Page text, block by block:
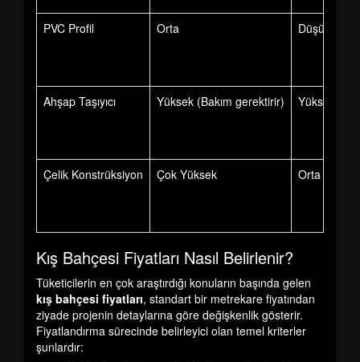
PVC Profil Orta Düşük
Ahşap Taşıyıcı Yüksek (Bakım gerektirir) Yüksek
Çelik Konstrüksiyon Çok Yüksek Orta
Kış Bahçesi Fiyatları Nasıl Belirlenir?
Tüketicilerin en çok araştırdığı konuların başında gelen
kış bahçesi fiyatları, standart bir metrekare fiyatından
ziyade projenin detaylarına göre değişkenlik gösterir.
Fiyatlandırma sürecinde belirleyici olan temel kriterler
şunlardır: